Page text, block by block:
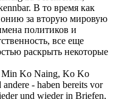
В то время как
за вторую мировую
политиков и
все еще
раскрыть некоторые
Min Ko Naing, Ko Ko
- haben bereits vor
und wieder in Briefen,